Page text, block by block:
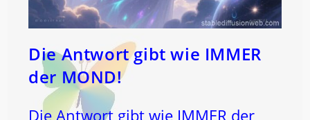
Die Antwort gibt wie IMMER
der MOND!
Die Antwort gibt wie IMMER der